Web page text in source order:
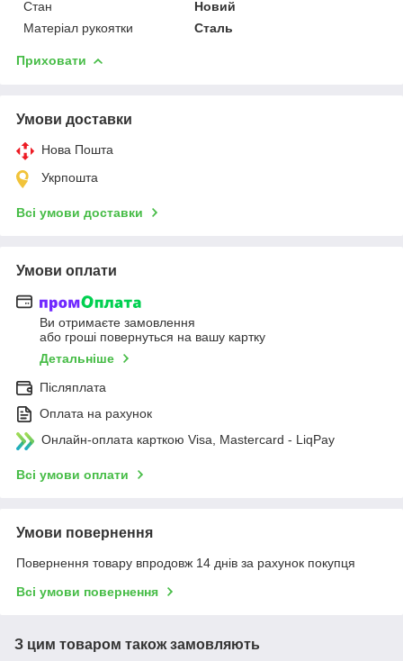
Стан
Новий
Матеріал рукоятки
Сталь
Приховати
Умови доставки
Нова Пошта
Укрпошта
Всі умови доставки
Умови оплати
Ви отримаєте замовлення
або гроші повернуться на вашу картку
Детальніше
Післяплата
Оплата на рахунок
Онлайн-оплата карткою Visa, Mastercard - LiqPay
Всі умови оплати
Умови повернення
Повернення товару впродовж 14 днів за рахунок покупця
Всі умови повернення
З цим товаром також замовляють